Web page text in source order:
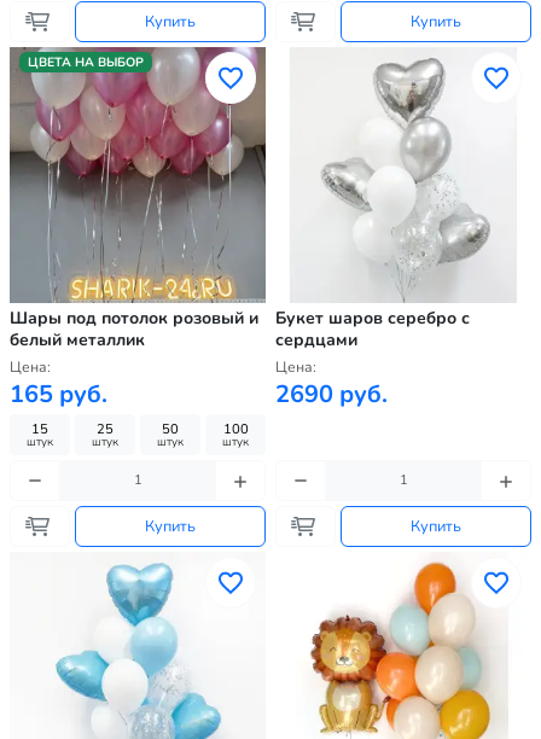
Купить Купить
ЦВЕТА НА ВЫБОР
Шары под потолок розовый и
белый металлик
Цена:
165 руб.
15
штук
25
штук
50
штук
100
штук
Купить
Букет шаров серебро с
сердцами
Цена:
2690 руб.
Купить